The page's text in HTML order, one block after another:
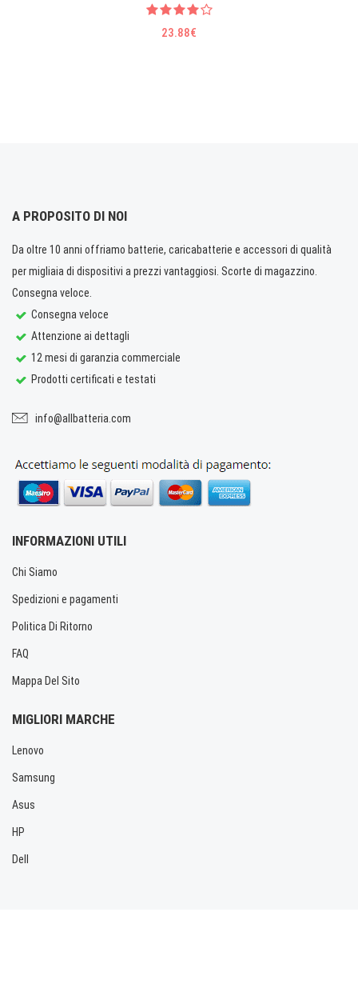
23.88€
A PROPOSITO DI NOI
Da oltre 10 anni offriamo batterie, caricabatterie e accessori di qualità
per migliaia di dispositivi a prezzi vantaggiosi. Scorte di magazzino.
Consegna veloce.
Consegna veloce
Attenzione ai dettagli
12 mesi di garanzia commerciale
Prodotti certificati e testati
info@allbatteria.com
INFORMAZIONI UTILI
Chi Siamo
Spedizioni e pagamenti
Politica Di Ritorno
FAQ
Mappa Del Sito
MIGLIORI MARCHE
Lenovo
Samsung
Asus
HP
Dell